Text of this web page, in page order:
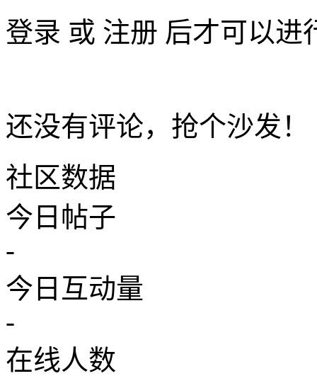
登录 或 注册 后才可以进
还没有评论，抢个沙发！
社区数据
今日帖子
-
今日互动量
-
在线人数